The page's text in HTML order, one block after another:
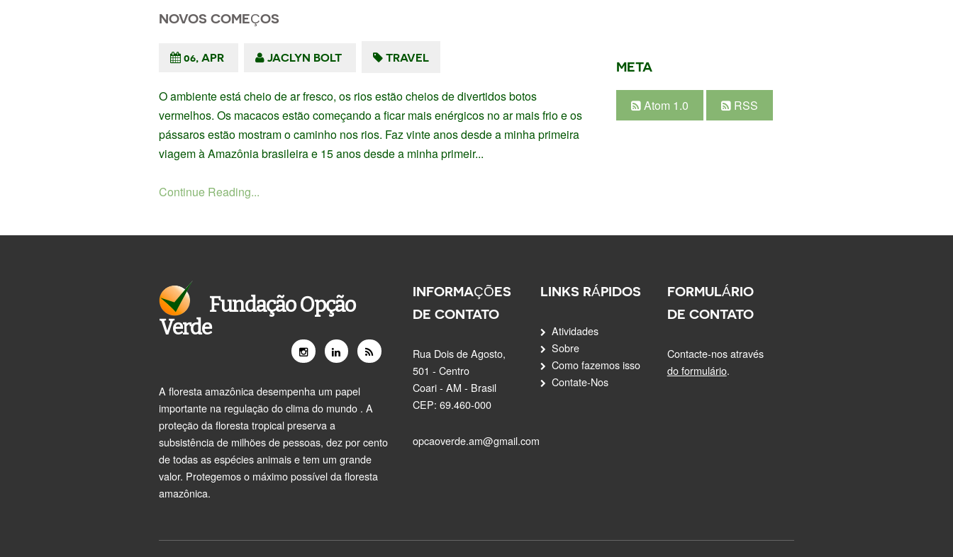
NOVOS COMEÇOS
06, APR JACLYN BOLT TRAVEL
O ambiente está cheio de ar fresco, os rios estão cheios de divertidos botos
vermelhos. Os macacos estão começando a ficar mais enérgicos no ar mais frio e os
pássaros estão mostram o caminho nos rios. Faz vinte anos desde a minha primeira
viagem à Amazônia brasileira e 15 anos desde a minha primeir...
Continue Reading...
META
Atom 1.0 RSS
Fundação Opção
Verde
A floresta amazônica desempenha um papel
importante na regulação do clima do mundo . A
proteção da floresta tropical preserva a
subsistência de milhões de pessoas, dez por cento
de todas as espécies animais e tem um grande
valor. Protegemos o máximo possível da floresta
amazônica.
INFORMAÇÕES
DE CONTATO
Rua Dois de Agosto,
501 - Centro
Coari - AM - Brasil
CEP: 69.460-000
opcaoverde.am@gmail.com
LINKS RÁPIDOS
Atividades
Sobre
Como fazemos isso
Contate-Nos
FORMULÁRIO
DE CONTATO
Contacte-nos através
do formulário.